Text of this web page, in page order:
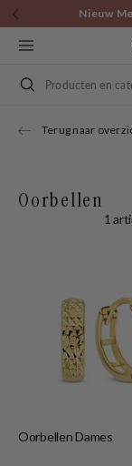
Skip to
content
Nieuw
Search
Terug naar
Oorbellen
1
Oorbellen Dames